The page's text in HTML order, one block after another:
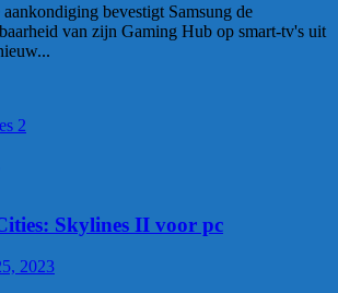
bevestigt Samsung de
van zijn Gaming Hub op smart-tv's uit
Skylines II voor pc
2023